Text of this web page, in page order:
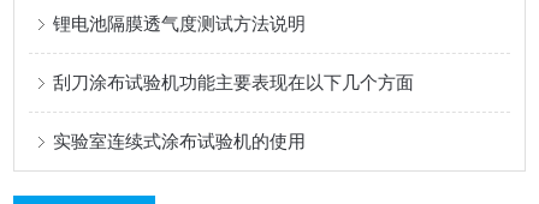
锂电池隔膜透气度测试方法说明
刮刀涂布试验机功能主要表现在以下几个方面
实验室连续式涂布试验机的使用